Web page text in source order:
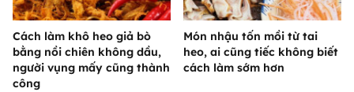
Cách làm khô heo giả bò
bằng nồi chiên không dầu,
người vụng mấy cũng thành
công
Món nhậu tốn mồi từ tai
heo, ai cũng tiếc không biết
cách làm sớm hơn